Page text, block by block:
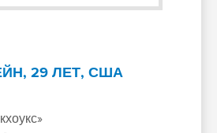
29 ЛЕТ, США